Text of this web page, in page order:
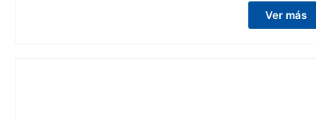
Ver más